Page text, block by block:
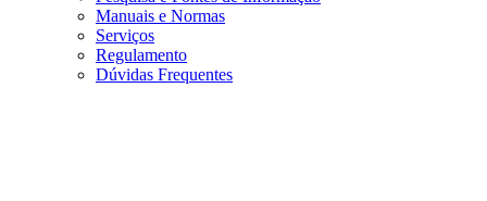
Manuais e Normas
Serviços
Regulamento
Dúvidas Frequentes